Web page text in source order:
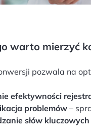
warto mierzyć
pozwala na
efektywności
problemów –
słów kluczowych